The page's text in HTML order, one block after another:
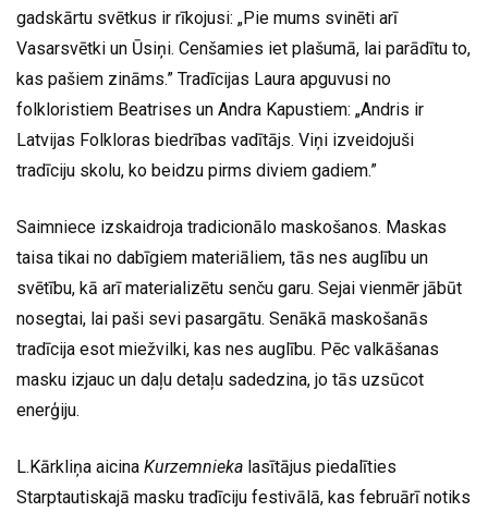
gadskārtu svētkus ir rīkojusi: „Pie mums svinēti arī
Vasarsvētki un Ūsiņi. Cenšamies iet plašumā, lai parādītu to,
kas pašiem zināms.” Tradīcijas Laura apguvusi no
folkloristiem Beatrises un Andra Kapustiem: „Andris ir
Latvijas Folkloras biedrības vadītājs. Viņi izveidojuši
tradīciju skolu, ko beidzu pirms diviem gadiem.”
Saimniece izskaidroja tradicionālo maskošanos. Maskas
taisa tikai no dabīgiem materiāliem, tās nes auglību un
svētību, kā arī materializētu senču garu. Sejai vienmēr jābūt
nosegtai, lai paši sevi pasargātu. Senākā maskošanās
tradīcija esot miežvilki, kas nes auglību. Pēc valkāšanas
masku izjauc un daļu detaļu sadedzina, jo tās uzsūcot
enerģiju.
L.Kārkliņa aicina Kurzemnieka lasītājus piedalīties
Starptautiskajā masku tradīciju festivālā, kas februārī notiks